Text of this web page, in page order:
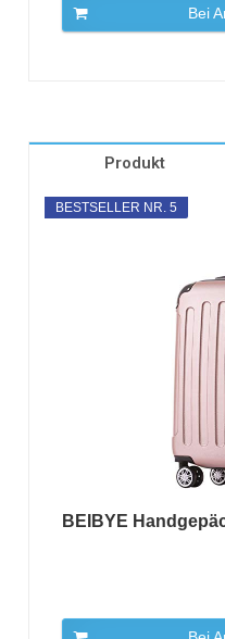
Bei
Produkt
BESTSELLER NR. 5
BEIBYE